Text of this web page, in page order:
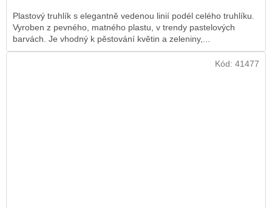
Plastový truhlík s elegantně vedenou linií podél celého truhlíku.
Vyroben z pevného, matného plastu, v trendy pastelových
barvách. Je vhodný k pěstování květin a zeleniny,...
Kód: 41477